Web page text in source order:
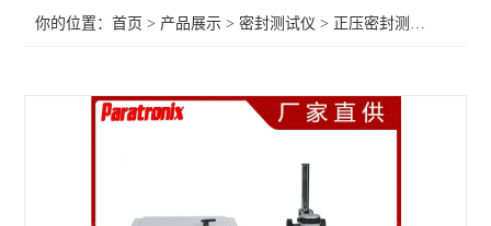
你的位置：首页 > 产品展示 >密封测试仪 > 正压密封测试仪